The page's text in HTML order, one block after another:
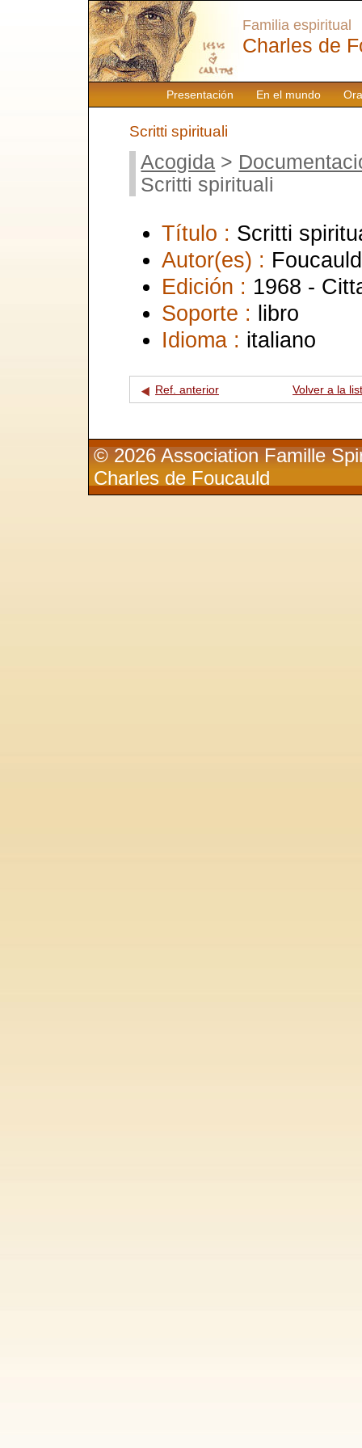
Presentación En el mundo
Familia espiritual
Charles de
Scritti spirituali
Acogida >
Scritti spirituali
Título : Scritti
Autor(es) :
Edición : 1968 -
Soporte : libro
Idioma : italiano
Ref. anterior Volver a la
© 2026 Association Famille
Charles de Foucauld